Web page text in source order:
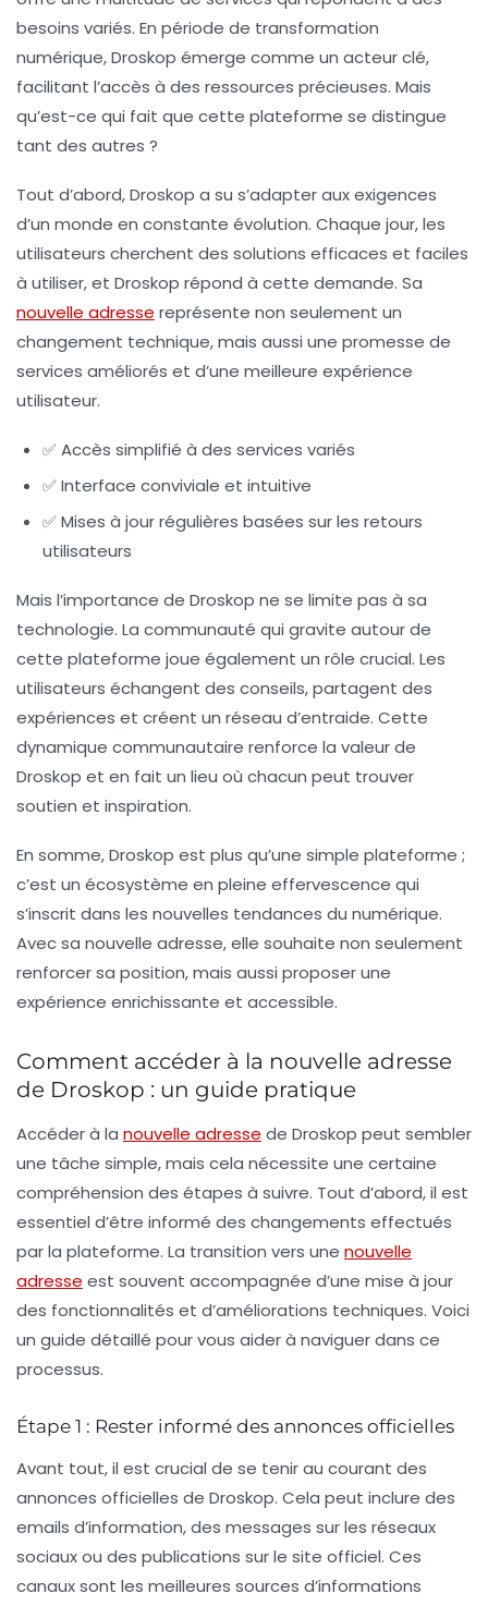
besoins variés. En période de transformation
numérique, Droskop émerge comme un acteur clé,
facilitant l’accès à des ressources précieuses. Mais
qu’est-ce qui fait que cette plateforme se distingue
tant des autres ?
Tout d’abord, Droskop a su s’adapter aux exigences
d’un monde en constante évolution. Chaque jour, les
utilisateurs cherchent des solutions efficaces et faciles
à utiliser, et Droskop répond à cette demande. Sa
nouvelle adresse représente non seulement un
changement technique, mais aussi une promesse de
services améliorés et d’une meilleure expérience
utilisateur.
✅ Accès simplifié à des services variés
✅ Interface conviviale et intuitive
✅ Mises à jour régulières basées sur les retours
utilisateurs
Mais l’importance de Droskop ne se limite pas à sa
technologie. La communauté qui gravite autour de
cette plateforme joue également un rôle crucial. Les
utilisateurs échangent des conseils, partagent des
expériences et créent un réseau d’entraide. Cette
dynamique communautaire renforce la valeur de
Droskop et en fait un lieu où chacun peut trouver
soutien et inspiration.
En somme, Droskop est plus qu’une simple plateforme ;
c’est un écosystème en pleine effervescence qui
s’inscrit dans les nouvelles tendances du numérique.
Avec sa nouvelle adresse, elle souhaite non seulement
renforcer sa position, mais aussi proposer une
expérience enrichissante et accessible.
Comment accéder à la nouvelle adresse
de Droskop : un guide pratique
Accéder à la nouvelle adresse de Droskop peut sembler
une tâche simple, mais cela nécessite une certaine
compréhension des étapes à suivre. Tout d’abord, il est
essentiel d’être informé des changements effectués
par la plateforme. La transition vers une nouvelle
adresse est souvent accompagnée d’une mise à jour
des fonctionnalités et d’améliorations techniques. Voici
un guide détaillé pour vous aider à naviguer dans ce
processus.
Étape 1 : Rester informé des annonces officielles
Avant tout, il est crucial de se tenir au courant des
annonces officielles de Droskop. Cela peut inclure des
emails d’information, des messages sur les réseaux
sociaux ou des publications sur le site officiel. Ces
canaux sont les meilleures sources d’informations